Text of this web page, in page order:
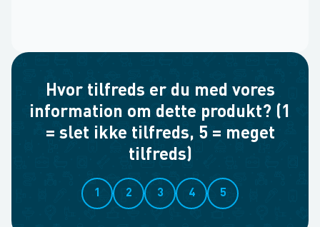
Hvor tilfreds er du med vores
information om dette produkt? (1
= slet ikke tilfreds, 5 = meget
tilfreds)
1 2 3 4 5